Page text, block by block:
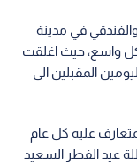
في مدينة
واسع، حيث اغلقت
اليومين المقبلين الى
5 نجوم انه من المتعارف عليه كل عام
عيد الفطر السعيد